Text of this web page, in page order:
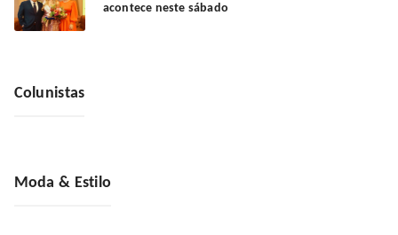
acontece neste sábado
Colunistas
Moda & Estilo